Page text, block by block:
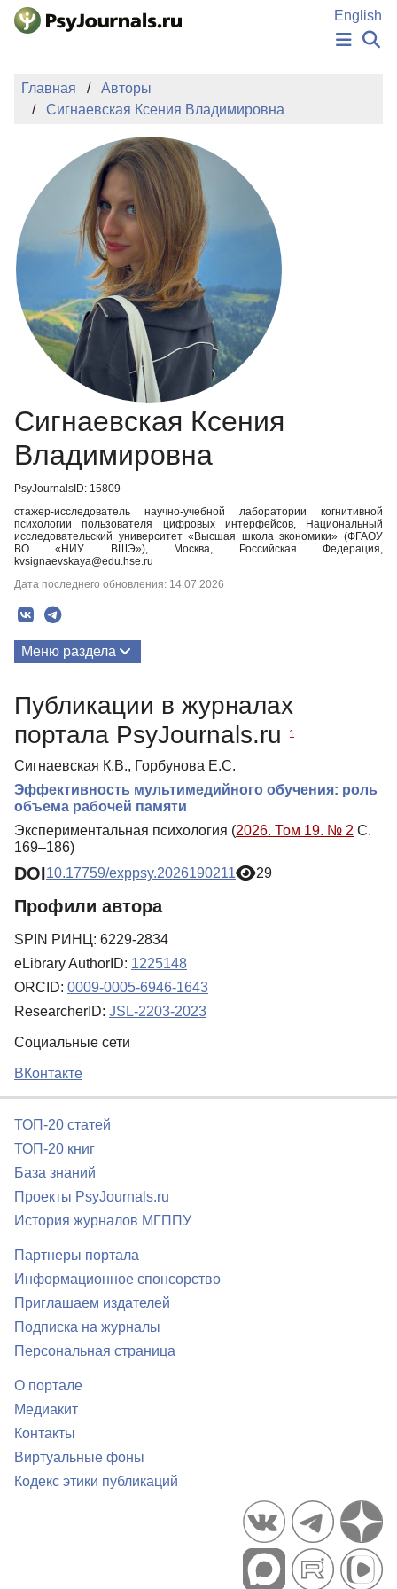
Перейти к основному содержанию
English
ИЗДАНИЯ
АВТОРЫ
ПОДАТЬ РУКОПИСЬ
БАЗА ЗНАНИЙ
КЛЮЧЕВЫЕ СЛОВА
Регистрация
Главная
Авторы
Сигнаевская Ксения Владимировна
Сигнаевская Ксения
Владимировна
PsyJournalsID: 15809
стажер-исследователь научно-учебной лаборатории когнитивной
психологии пользователя цифровых интерфейсов, Национальный
исследовательский университет «Высшая школа экономики» (ФГАОУ
ВО «НИУ ВШЭ»), Москва, Российская Федерация,
kvsignaevskaya@edu.hse.ru
Дата последнего обновления: 14.07.2026
Меню раздела
Медиа-материалы
Публикации в журналах
портала PsyJournals.ru
1
Сигнаевская К.В., Горбунова Е.С.
Эффективность мультимедийного обучения: роль
объема рабочей памяти
Экспериментальная психология (2026. Том 19. № 2 С.
169–186)
DOI10.17759/exppsy.2026190211 29
Профили автора
SPIN РИНЦ: 6229-2834
eLibrary AuthorID: 1225148
ORCID: 0009-0005-6946-1643
ResearcherID: JSL-2203-2023
Социальные сети
ВКонтакте
ТОП-20 статей
ТОП-20 книг
База знаний
Проекты PsyJournals.ru
История журналов МГППУ
Партнеры портала
Информационное спонсорство
Приглашаем издателей
Подписка на журналы
Персональная страница
О портале
Медиакит
Контакты
Виртуальные фоны
Кодекс этики публикаций